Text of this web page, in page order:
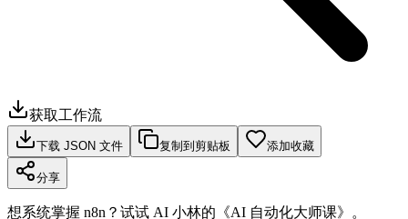
获取工作流
下载 JSON 文件 复制到剪贴板 添加收藏
分享
想系统掌握 n8n？试试 AI 小林的《AI 自动化大师课》。